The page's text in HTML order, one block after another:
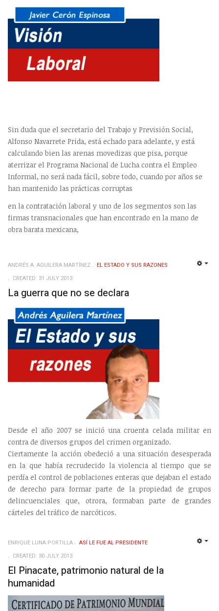
Sin duda que el secretario del Trabajo y Previsión Social,
Alfonso Navarrete Prida, está echado para adelante, y está
calculando bien las arenas movedizas que pisa, porque
aterrizar el Programa Nacional de Lucha contra el Empleo
Informal, no será nada fácil, sobre todo, cuando por años se
han mantenido las prácticas corruptas
en la contratación laboral y uno de los segmentos son las
firmas transnacionales que han encontrado en la mano de
obra barata mexicana,
ANDRÉS A. AGUILERA MARTÍNEZ
EL ESTADO Y SUS RAZONES
CREATED: 31 JULY 2013
La guerra que no se declara
Desde el año 2007 se inició una cruenta celada militar en
contra de diversos grupos del crimen organizado.
Ciertamente la acción obedeció a una situación desesperada
en la que había recrudecido la violencia al tiempo que se
perdía el control de poblaciones enteras que dejaban el estado
de derecho para formar parte de la propiedad de grupos
delincuenciales que, otrora, formaban parte de grandes
cárteles del tráfico de narcóticos.
ENRIQUE LUNA PORTILLA
ASÍ­ LE FUE AL PRESIDENTE
CREATED: 30 JULY 2013
El Pinacate, patrimonio natural de la
humanidad